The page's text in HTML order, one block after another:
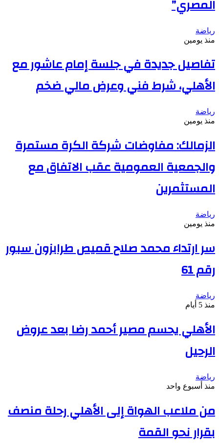
المصري”
رياضة
منذ يومين
تفاصيل جديدة في جلسة إمام عاشور مع
الأهلي، شرط فني وعرض مالي ضخم
رياضة
منذ يومين
الزمالك: مفاوضات شركة الكرة مستمرة
والجمعية العمومية عقب الاتفاق مع
المستثمرين
رياضة
منذ يومين
سر ارتداء محمد صلاح قميص طرابزون سبور
رقم 61
رياضة
منذ 5 أيام
الأهلي يحسم مصير أحمد رضا بعد عروض
الرحيل
رياضة
منذ أسبوع واحد
من ملاعب الهواة إلى الأهلي رحلة منصف
بقرار نحو القمة